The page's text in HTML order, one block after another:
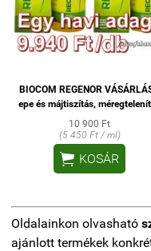
BIOCOM REGENOR
epe és májtiszítás,
10 900 Ft
(5 450 Ft / ml)
 KOSÁR
Oldalainkon olvasható
ajánlott termékek